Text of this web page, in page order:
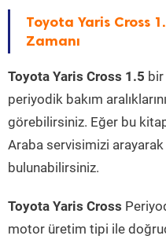
Toyota Yaris Cross
Zamanı
Toyota Yaris Cross 1.5 bir
periyodik bakım
görebilirsiniz. Eğer bu
Araba servisimizi arayarak
bulunabilirsiniz.
Toyota Yaris Cross
motor üretim tipi ile